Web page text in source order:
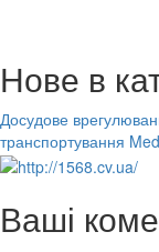
Нове в
Досудове
транспортування
Ваші